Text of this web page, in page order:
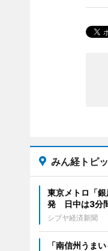
みん経トピ
東京メトロ「
発 日中は3分
シブヤ経済新聞
「南信州うま